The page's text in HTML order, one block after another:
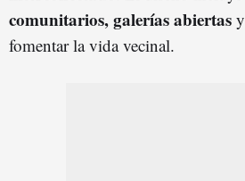
comunitarios, galerías abiertas y
fomentar la vida vecinal.